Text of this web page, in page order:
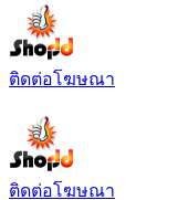
ติดต่อโฆษณา
ติดต่อโฆษณา